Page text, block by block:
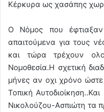
Κέρκυρα ως χασάπης
Ο Νόμος που
απαιτούμενα για τους
και τώρα τρέχουν
Νομοθεσία.Η σχετική
μήνες αν οχι χρόνο
Τοπική
Νικολούζου-Ασπιώτη τα